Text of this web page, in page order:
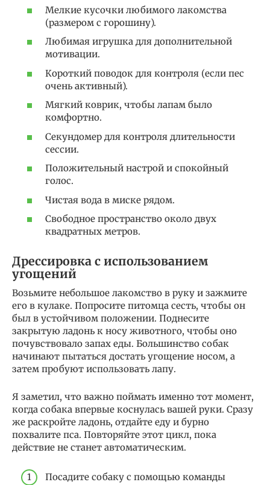
Мелкие кусочки любимого лакомства
(размером с горошину).
Любимая игрушка для дополнительной
мотивации.
Короткий поводок для контроля (если пес
очень активный).
Мягкий коврик, чтобы лапам было
комфортно.
Секундомер для контроля длительности
сессии.
Положительный настрой и спокойный
голос.
Чистая вода в миске рядом.
Свободное пространство около двух
квадратных метров.
Дрессировка с использованием
угощений
Возьмите небольшое лакомство в руку и зажмите
его в кулаке. Попросите питомца сесть, чтобы он
был в устойчивом положении. Поднесите
закрытую ладонь к носу животного, чтобы оно
почувствовало запах еды. Большинство собак
начинают пытаться достать угощение носом, а
затем пробуют использовать лапу.
Я заметил, что важно поймать именно тот момент,
когда собака впервые коснулась вашей руки. Сразу
же раскройте ладонь, отдайте еду и бурно
похвалите пса. Повторяйте этот цикл, пока
действие не станет автоматическим.
Посадите собаку с помощью команды